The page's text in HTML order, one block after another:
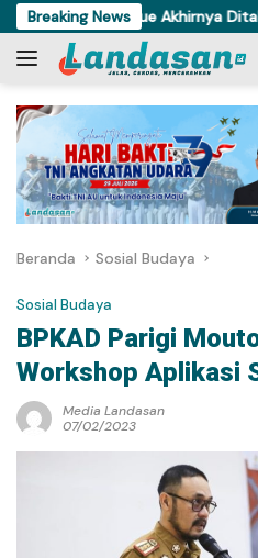
Langsung
ke
konten
Breaking News
Ayam di Torue Akhirnya Ditahan
Beranda Sosial Budaya
Sosial Budaya
BPKAD Parigi
Workshop Aplikasi
Media Landasan
07/02/2023